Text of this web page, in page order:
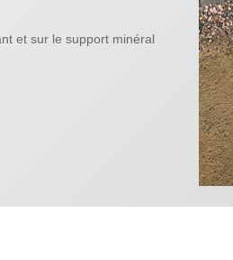
et sur le support minéral